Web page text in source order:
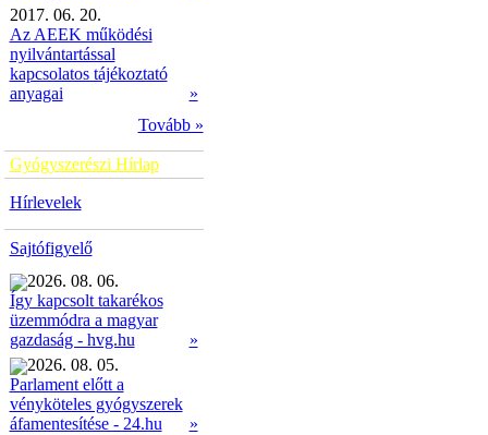
2017. 06. 20.
Az AEEK működési
nyilvántartással
kapcsolatos tájékoztató
anyagai
»
Tovább »
Gyógyszerészi Hírlap
Hírlevelek
Sajtófigyelő
2026. 08. 06.
Így kapcsolt takarékos
üzemmódra a magyar
gazdaság - hvg.hu
»
2026. 08. 05.
Parlament előtt a
vényköteles gyógyszerek
áfamentesítése - 24.hu
»